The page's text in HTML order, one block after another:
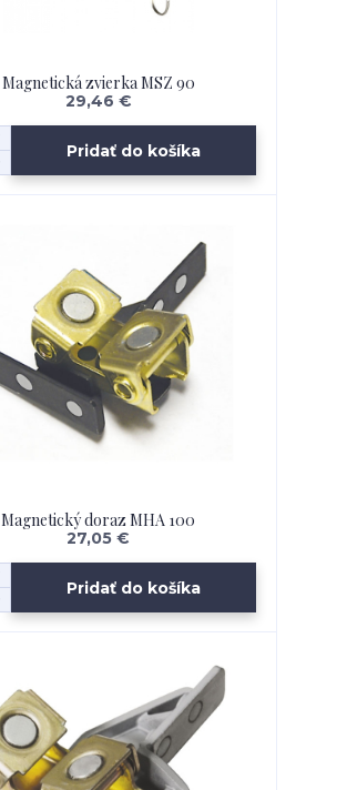
Magnetická zvierka MSZ 90
29,46 €
Pridať do košíka
Magnetický doraz MHA 100
27,05 €
Pridať do košíka